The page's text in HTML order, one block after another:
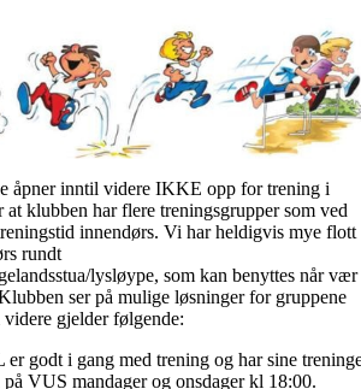
åpner inntil videre IKKE opp for trening i
at klubben har flere treningsgrupper som ved
innendørs. Vi har heldigvis mye flott
rundt
lysløype, som kan benyttes når vær
ser på mulige løsninger for gruppene
gjelder følgende:
godt i gang med trening og har sine
VUS mandager og onsdager kl 18:00.